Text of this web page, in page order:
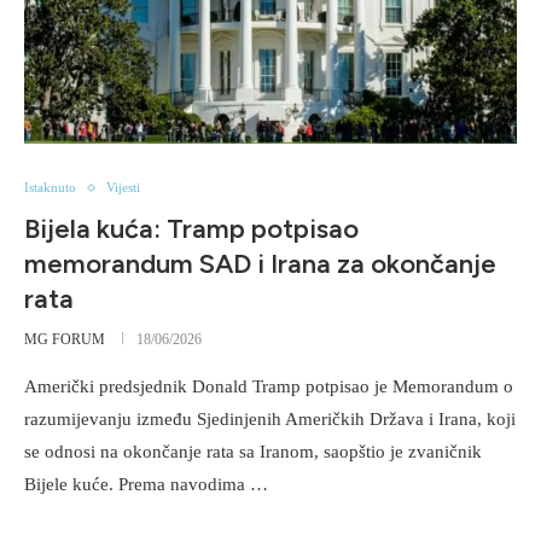
Istaknuto Vijesti
Bijela kuća: Tramp potpisao
memorandum SAD i Irana za okončanje
rata
MG FORUM 18/06/2026
Američki predsjednik Donald Tramp potpisao je Memorandum o
razumijevanju između Sjedinjenih Američkih Država i Irana, koji
se odnosi na okončanje rata sa Iranom, saopštio je zvaničnik
Bijele kuće. Prema navodima …